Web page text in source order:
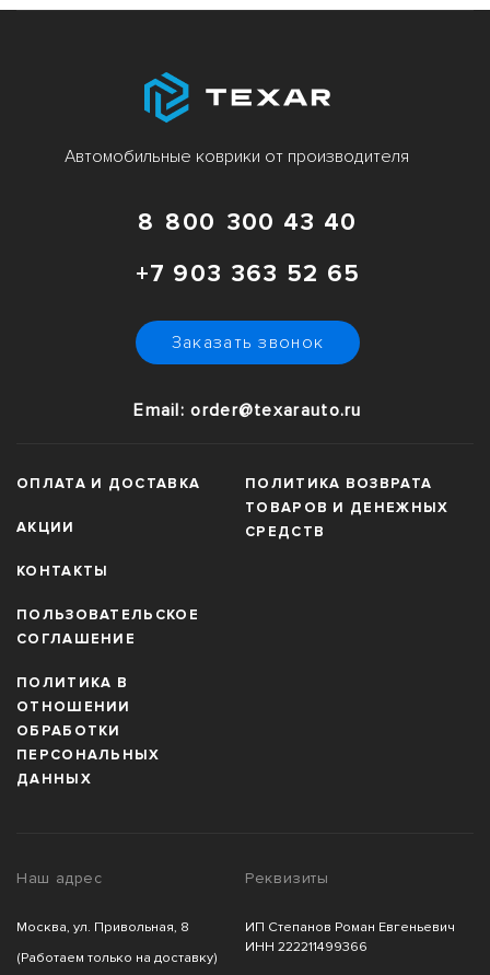
Автомобильные коврики от производителя
8 800 300 43 40
+7 903 363 52 65
Заказать звонок
Email: order@texarauto.ru
ОПЛАТА И ДОСТАВКА
АКЦИИ
КОНТАКТЫ
ПОЛЬЗОВАТЕЛЬСКОЕ
СОГЛАШЕНИЕ
ПОЛИТИКА В
ОТНОШЕНИИ
ОБРАБОТКИ
ПЕРСОНАЛЬНЫХ
ДАННЫХ
ПОЛИТИКА ВОЗВРАТА
ТОВАРОВ И ДЕНЕЖНЫХ
СРЕДСТВ
Наш адрес
Москва, ул. Привольная, 8
(Работаем только на доставку)
Реквизиты
ИП Степанов Роман Евгеньевич
ИНН 222211499366